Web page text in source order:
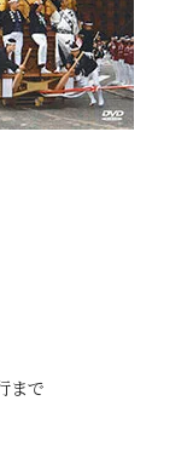
まで